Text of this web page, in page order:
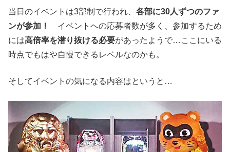
当日のイベントは3部制で行われ、 各部に30人ずつのファ
ンが参加！
イベントへの応募者数が多く、参加するため
には高倍率を潜り抜ける必要があったようで…ここにいる
時点でもはや自慢できるレベルなのかも。
そしてイベントの気になる内容はというと…